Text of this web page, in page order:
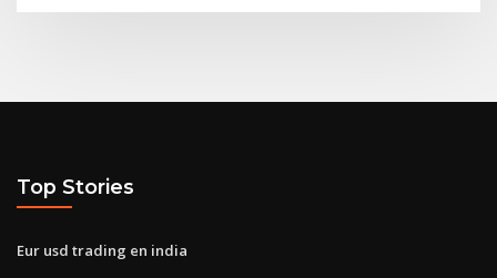
Top Stories
Eur usd trading en india